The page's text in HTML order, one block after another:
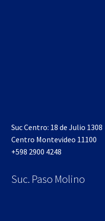
Suc Centro: 18 de Julio 1308
Centro Montevideo 11100
+598 2900 4248
Suc. Paso Molino